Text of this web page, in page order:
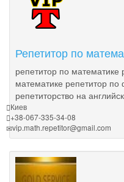
Репетитор по
репетитор по
математике репетитор
репетиторство на
Киев
+38-067-335-34-08
vip.math.repetitor@gmail.com